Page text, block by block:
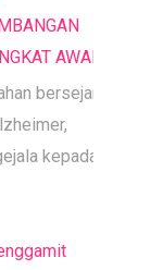
AWAL
bersejarah
kepada